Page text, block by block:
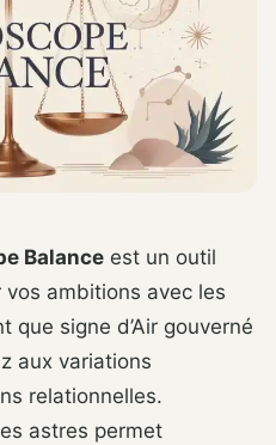
Balance est un outil
ambitions avec les
que signe d’Air gouverné
aux variations
relationnelles.
astres permet